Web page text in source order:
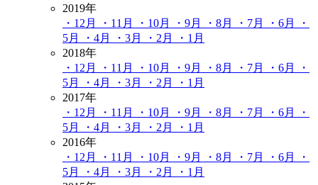
2019年
・12月
・11月 ・10月 ・9月 ・8月 ・7月 ・6月
・
5月
・4月 ・3月 ・2月
・1月
2018年
・12月
・11月 ・10月 ・9月 ・8月 ・7月 ・6月
・
5月
・4月 ・3月 ・2月
・1月
2017年
・12月
・11月 ・10月 ・9月 ・8月 ・7月 ・6月
・
5月
・4月 ・3月 ・2月
・1月
2016年
・12月
・11月 ・10月 ・9月 ・8月 ・7月 ・6月
・
5月
・4月 ・3月 ・2月
・1月